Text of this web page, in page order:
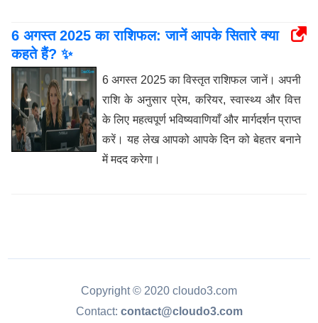
6 अगस्त 2025 का राशिफल: जानें आपके सितारे क्या
कहते हैं? ✨
6 अगस्त 2025 का विस्तृत राशिफल जानें। अपनी
राशि के अनुसार प्रेम, करियर, स्वास्थ्य और वित्त
के लिए महत्वपूर्ण भविष्यवाणियाँ और मार्गदर्शन प्राप्त
करें। यह लेख आपको आपके दिन को बेहतर बनाने
में मदद करेगा।
Copyright © 2020 cloudo3.com
Contact: contact@cloudo3.com